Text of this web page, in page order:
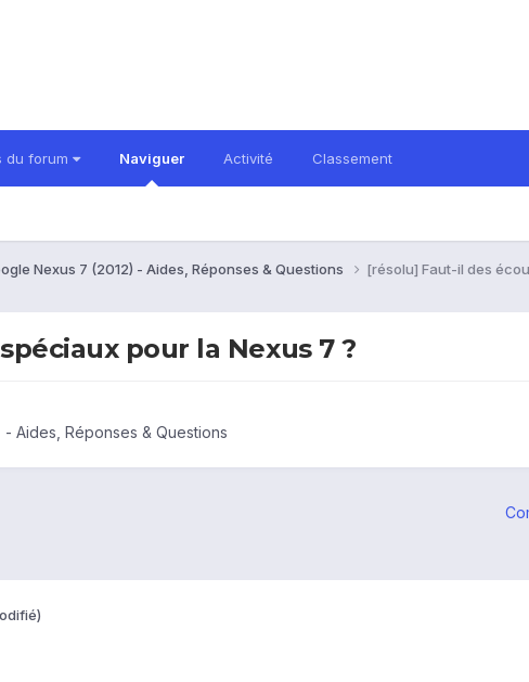
du forum Naviguer Activité Classement
Nexus 7 (2012) - Aides, Réponses & Questions [résolu] Faut-il des
pour la Nexus 7 ?
Aides, Réponses & Questions